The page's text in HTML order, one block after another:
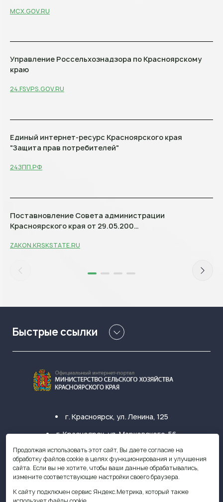
MCX.GOV.RU
Управление Россельхознадзора по Красноярскому
краю
24.FSVPS.GOV.RU
Единый интернет-ресурс Красноярского края
"Защита прав потребителей"
24ЗПП.РФ
Поставновление Совета администрации
Красноярского края от 29.05.200…
ZAKON.KRSKSTATE.RU
Быстрые ссылки
г. Красноярск, ул. Ленина, 125
г. Красноярск, ул. Марковского, 56
+7 (391) 249-31-33
krasagro@krasagro.ru
Продолжая использовать этот сайт, Вы даете согласие на
обработку файлов cookie в целях функционирования и улучшения
сайта. Если вы не хотите, чтобы ваши данные обрабатывались,
измените соответствующие настройки своего браузера.
К сайту подключен сервис Яндекс.Метрика, который также